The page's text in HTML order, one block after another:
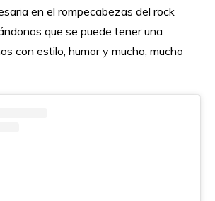
en el rompecabezas del rock
que se puede tener una
con estilo, humor y mucho, mucho